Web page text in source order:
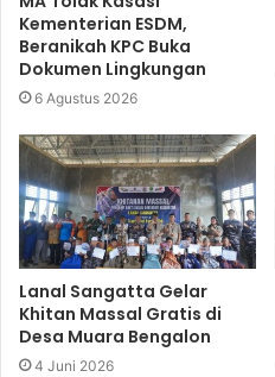
Kementerian ESDM,
Beranikah KPC Buka
Dokumen Lingkungan
6 Agustus 2026
Lanal Sangatta Gelar
Khitan Massal Gratis di
Desa Muara Bengalon
4 Juni 2026